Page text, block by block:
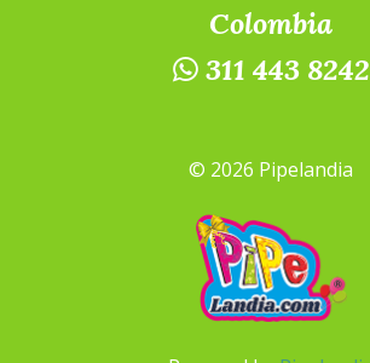
Colombia
311 443 8242
© 2026 Pipelandia